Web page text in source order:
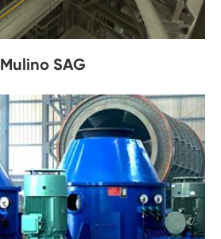
Mulino SAG